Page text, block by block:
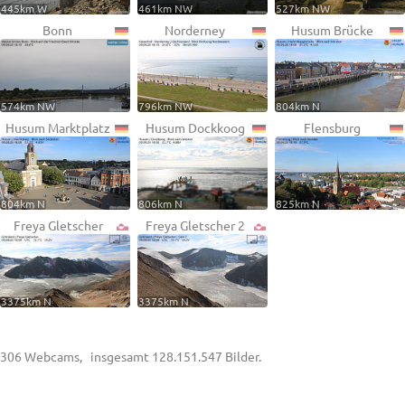
445km W 461km NW 527km NW
Bonn
574km NW
Norderney
796km NW
Husum Brücke
804km N
Husum Marktplatz
804km N
Husum Dockkoog
806km N
Flensburg
825km N
Freya Gletscher
3375km N
Freya Gletscher 2
3375km N
306 Webcams, insgesamt 128.151.547 Bilder.